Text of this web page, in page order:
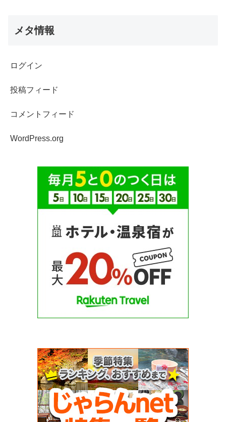
メタ情報
ログイン
投稿フィード
コメントフィード
WordPress.org